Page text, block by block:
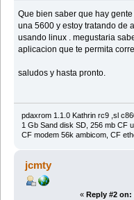
Que bien saber que hay
una 5600 y estoy tratando de
usando linux . megustaria
aplicacion que te permita
saludos y hasta pronto.
pdaxrom 1.1.0 Kathrin rc9 ,sl
1 Gb Sand disk SD, 256 mb CF
CF modem 56k ambicom, CF
jcmty
« Reply #2 on: